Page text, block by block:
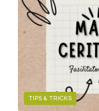
CATEGORIES
TIPS & TRICKS